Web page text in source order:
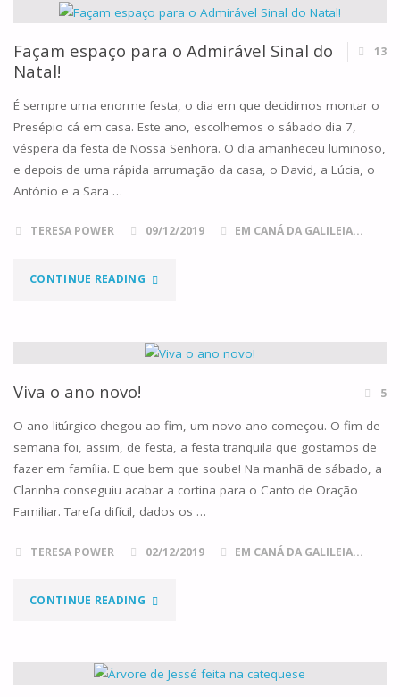
CAMINHO
SENTIDOS"
Façam espaço para o Admirável Sinal do
Natal!
13
É sempre uma enorme festa, o dia em que decidimos montar o
Presépio cá em casa. Este ano, escolhemos o sábado dia 7,
véspera da festa de Nossa Senhora. O dia amanheceu luminoso,
e depois de uma rápida arrumação da casa, o David, a Lúcia, o
António e a Sara …
TERESA POWER 09/12/2019 EM CANÁ DA GALILEIA...
CONTINUE READING"FAÇAM
PARA
ADMIRÁVEL
SINAL
DO
Viva o ano novo! 5
O ano litúrgico chegou ao fim, um novo ano começou. O fim-de-
semana foi, assim, de festa, a festa tranquila que gostamos de
fazer em família. E que bem que soube! Na manhã de sábado, a
Clarinha conseguiu acabar a cortina para o Canto de Oração
Familiar. Tarefa difícil, dados os …
TERESA POWER 02/12/2019 EM CANÁ DA GALILEIA...
CONTINUE READING"VIVA
ANO